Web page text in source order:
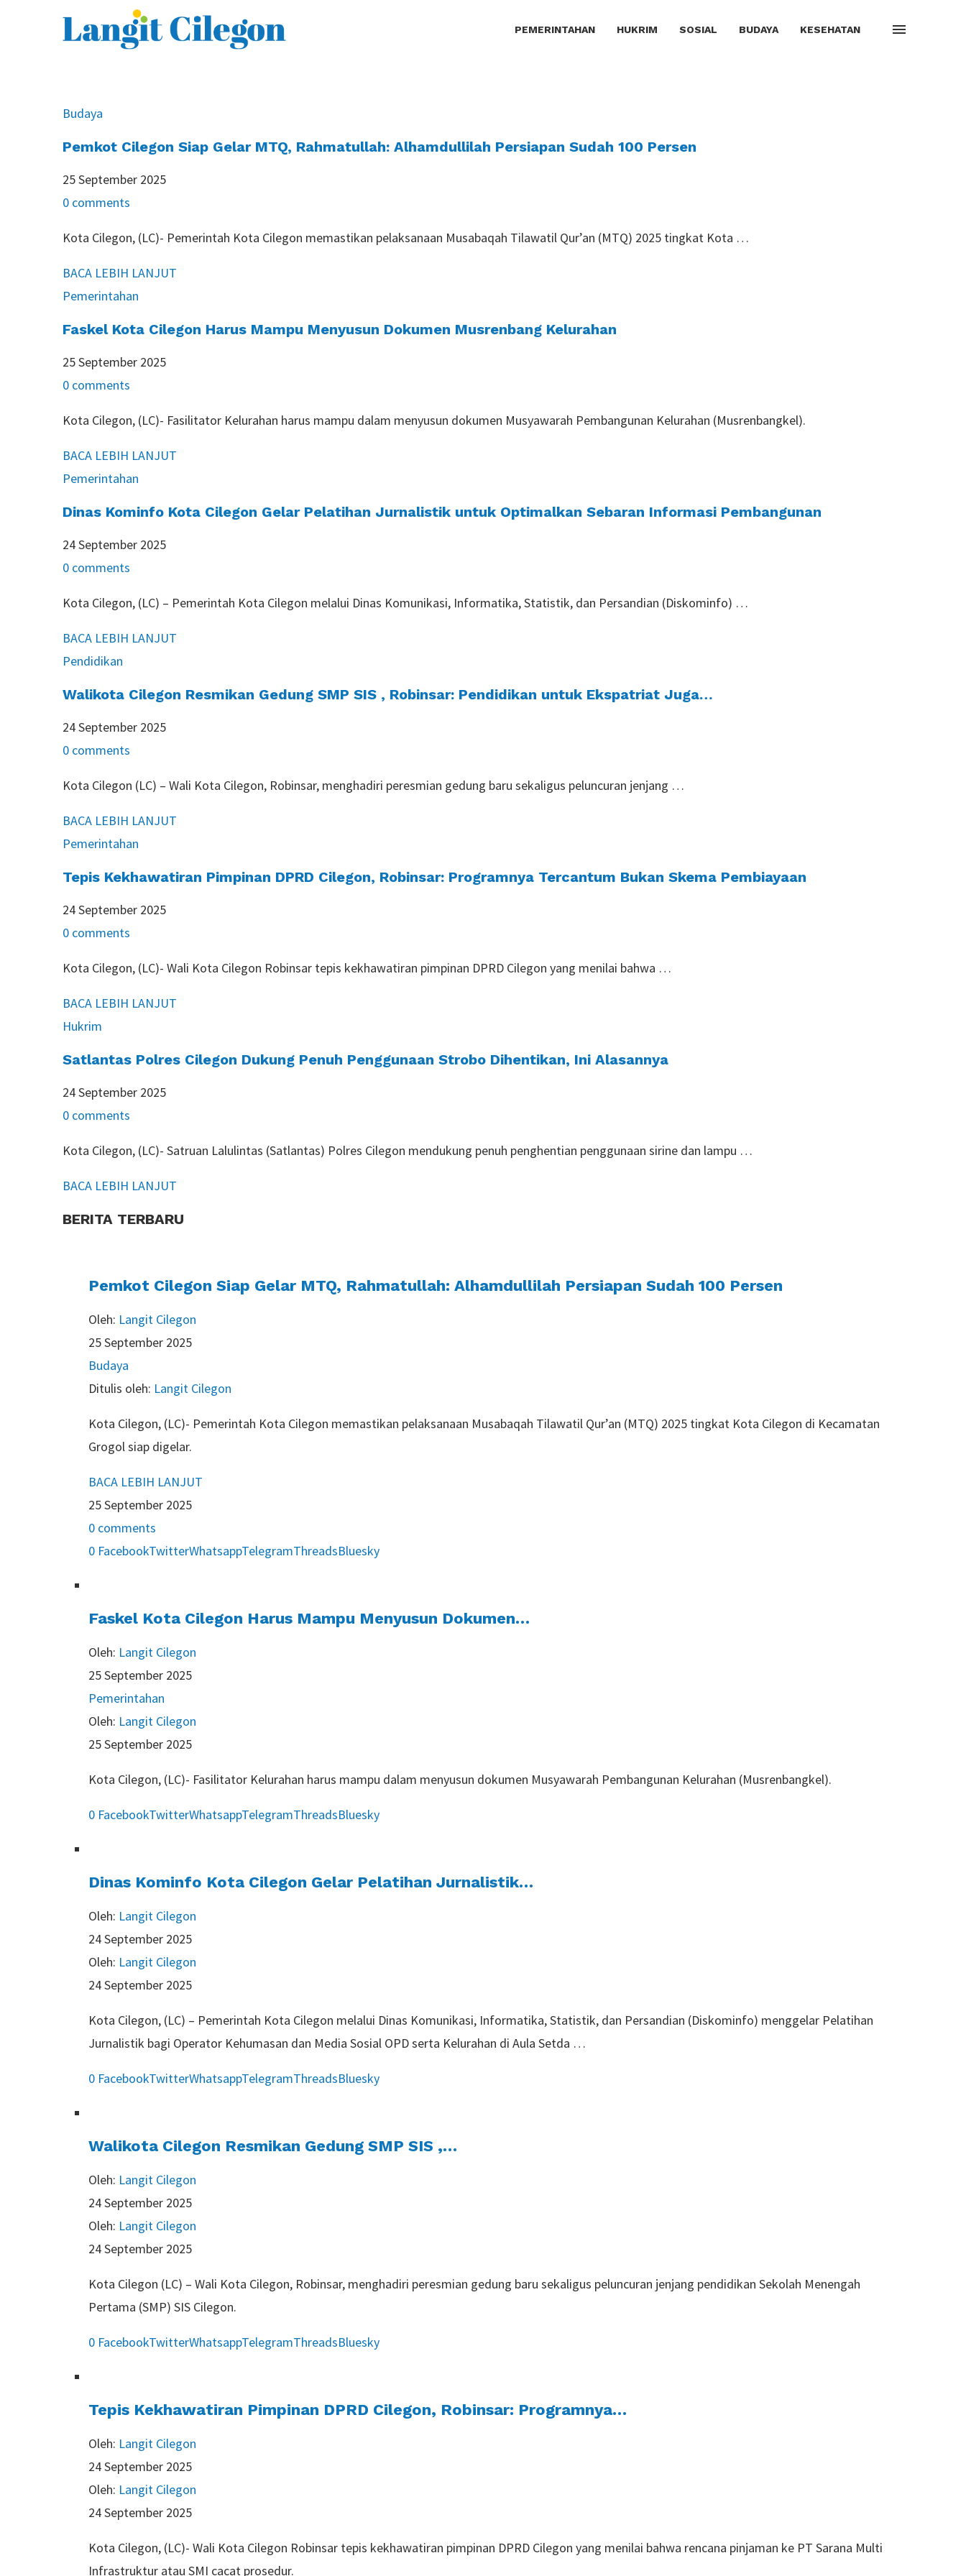
PEMERINTAHAN HUKRIM SOSIAL BUDAYA KESEHATAN
Budaya
Pemkot Cilegon Siap Gelar MTQ, Rahmatullah: Alhamdullilah Persiapan Sudah 100 Persen
25 September 2025
0 comments
Kota Cilegon, (LC)- Pemerintah Kota Cilegon memastikan pelaksanaan Musabaqah Tilawatil Qur’an (MTQ) 2025 tingkat Kota …
BACA LEBIH LANJUT
Pemerintahan
Faskel Kota Cilegon Harus Mampu Menyusun Dokumen Musrenbang Kelurahan
25 September 2025
0 comments
Kota Cilegon, (LC)- Fasilitator Kelurahan harus mampu dalam menyusun dokumen Musyawarah Pembangunan Kelurahan (Musrenbangkel).
BACA LEBIH LANJUT
Pemerintahan
Dinas Kominfo Kota Cilegon Gelar Pelatihan Jurnalistik untuk Optimalkan Sebaran Informasi Pembangunan
24 September 2025
0 comments
Kota Cilegon, (LC) – Pemerintah Kota Cilegon melalui Dinas Komunikasi, Informatika, Statistik, dan Persandian (Diskominfo) …
BACA LEBIH LANJUT
Pendidikan
Walikota Cilegon Resmikan Gedung SMP SIS , Robinsar: Pendidikan untuk Ekspatriat Juga…
24 September 2025
0 comments
Kota Cilegon (LC) – Wali Kota Cilegon, Robinsar, menghadiri peresmian gedung baru sekaligus peluncuran jenjang …
BACA LEBIH LANJUT
Pemerintahan
Tepis Kekhawatiran Pimpinan DPRD Cilegon, Robinsar: Programnya Tercantum Bukan Skema Pembiayaan
24 September 2025
0 comments
Kota Cilegon, (LC)- Wali Kota Cilegon Robinsar tepis kekhawatiran pimpinan DPRD Cilegon yang menilai bahwa …
BACA LEBIH LANJUT
Hukrim
Satlantas Polres Cilegon Dukung Penuh Penggunaan Strobo Dihentikan, Ini Alasannya
24 September 2025
0 comments
Kota Cilegon, (LC)- Satruan Lalulintas (Satlantas) Polres Cilegon mendukung penuh penghentian penggunaan sirine dan lampu …
BACA LEBIH LANJUT
BERITA TERBARU
Pemkot Cilegon Siap Gelar MTQ, Rahmatullah: Alhamdullilah Persiapan Sudah 100 Persen
Oleh: Langit Cilegon
25 September 2025
Budaya
Ditulis oleh: Langit Cilegon
Kota Cilegon, (LC)- Pemerintah Kota Cilegon memastikan pelaksanaan Musabaqah Tilawatil Qur’an (MTQ) 2025 tingkat Kota Cilegon di Kecamatan
Grogol siap digelar.
BACA LEBIH LANJUT
25 September 2025
0 comments
0 FacebookTwitterWhatsappTelegramThreadsBluesky
Faskel Kota Cilegon Harus Mampu Menyusun Dokumen…
Oleh: Langit Cilegon
25 September 2025
Pemerintahan
Oleh: Langit Cilegon
25 September 2025
Kota Cilegon, (LC)- Fasilitator Kelurahan harus mampu dalam menyusun dokumen Musyawarah Pembangunan Kelurahan (Musrenbangkel).
0 FacebookTwitterWhatsappTelegramThreadsBluesky
Dinas Kominfo Kota Cilegon Gelar Pelatihan Jurnalistik…
Oleh: Langit Cilegon
24 September 2025
Oleh: Langit Cilegon
24 September 2025
Kota Cilegon, (LC) – Pemerintah Kota Cilegon melalui Dinas Komunikasi, Informatika, Statistik, dan Persandian (Diskominfo) menggelar Pelatihan
Jurnalistik bagi Operator Kehumasan dan Media Sosial OPD serta Kelurahan di Aula Setda …
0 FacebookTwitterWhatsappTelegramThreadsBluesky
Walikota Cilegon Resmikan Gedung SMP SIS ,…
Oleh: Langit Cilegon
24 September 2025
Oleh: Langit Cilegon
24 September 2025
Kota Cilegon (LC) – Wali Kota Cilegon, Robinsar, menghadiri peresmian gedung baru sekaligus peluncuran jenjang pendidikan Sekolah Menengah
Pertama (SMP) SIS Cilegon.
0 FacebookTwitterWhatsappTelegramThreadsBluesky
Tepis Kekhawatiran Pimpinan DPRD Cilegon, Robinsar: Programnya…
Oleh: Langit Cilegon
24 September 2025
Oleh: Langit Cilegon
24 September 2025
Kota Cilegon, (LC)- Wali Kota Cilegon Robinsar tepis kekhawatiran pimpinan DPRD Cilegon yang menilai bahwa rencana pinjaman ke PT Sarana Multi
Infrastruktur atau SMI cacat prosedur.